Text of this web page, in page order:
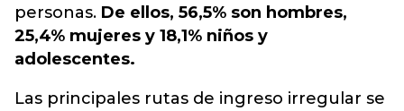
personas. De ellos, 56,5% son hombres,
25,4% mujeres y 18,1% niños y
adolescentes.
Las principales rutas de ingreso irregular se